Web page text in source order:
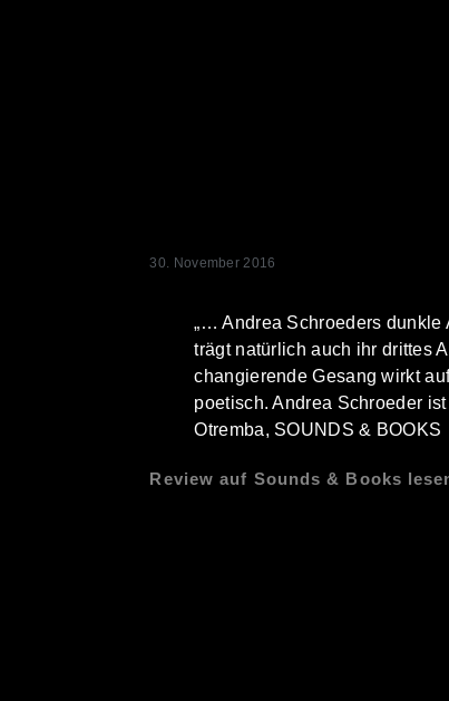
30. November 2016
„… Andrea Schroeders dunkle
trägt natürlich auch ihr drittes
changierende Gesang wirkt
poetisch. Andrea Schroeder
Otremba, SOUNDS & BOOKS
Review auf Sounds & Books